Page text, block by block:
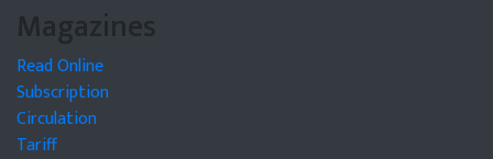
Magazines
Read Online
Subscription
Circulation
Tariff